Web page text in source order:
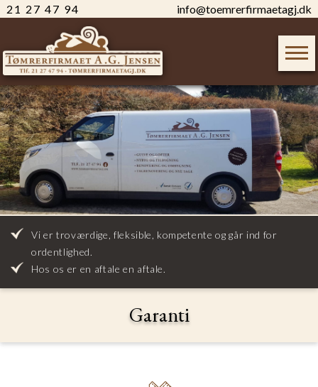
21 27 47 94 info@toemrerfirmaetagj.dk
Vi er troværdige, fleksible, kompetente og går ind for
ordentlighed.
Hos os er en aftale en aftale.
Garanti